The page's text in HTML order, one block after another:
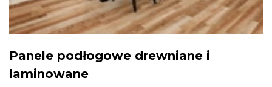
Panele podłogowe drewniane i
laminowane